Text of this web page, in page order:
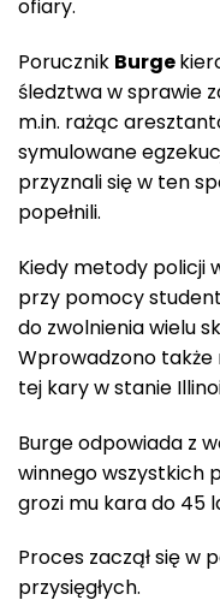
ofiary.
Porucznik Burge
śledztwa w sprawie
m.in. rażąc
symulowane
przyznali się w ten
popełnili.
Kiedy metody policji
przy pomocy
do zwolnienia wielu
Wprowadzono
tej kary w stanie
Burge odpowiada z
winnego wszystkich
grozi mu kara do 45
Proces zaczął się w
przysięgłych.